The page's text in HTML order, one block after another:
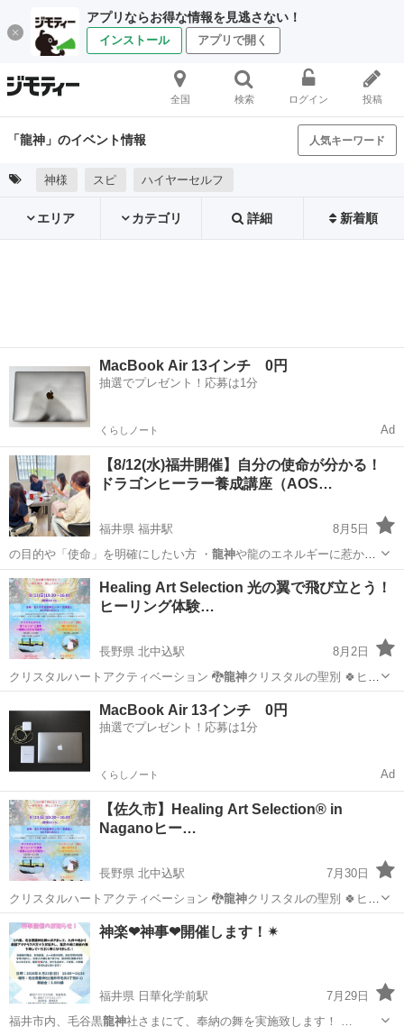
アプリならお得な情報を見逃さない！
インストール アプリで開く
全国 検索 ログイン 投稿
「龍神」のイベント情報 人気キーワード
神様 スピ ハイヤーセルフ
エリア カテゴリ 詳細 新着順
MacBook Air 13インチ 0円
抽選でプレゼント！応募は1分
くらしノート Ad
【8/12(水)福井開催】自分の使命が分かる！
ドラゴンヒーラー養成講座（AOS…
福井県 福井駅
8月5日
の目的や「使命」を明確にしたい方 ・ 龍神や龍のエネルギーに惹かれ
る方 ・人や…
福井 福井市 ワークショップ ドラゴンヒーラー
Healing Art Selection 光の翼で飛び立とう！
ヒーリング体験…
長野県 北中込駅
8月2日
クリスタルハートアクティベーション 🐉龍神クリスタルの聖別 🍀ヒー
ラー🍀 新井…
コンサート/ショー
MacBook Air 13インチ 0円
抽選でプレゼント！応募は1分
くらしノート Ad
【佐久市】Healing Art Selection® in
Naganoヒー…
長野県 北中込駅
7月30日
クリスタルハートアクティベーション 🐉龍神クリスタルの聖別 🍀ヒー
ラー🍀 新井…
長野 佐久市 北中込駅 ワークショップ
神楽❤神事❤開催します！✴
福井県 日華化学前駅
7月29日
福井市内、毛谷黒龍神社さまにて、奉納の舞を実施致します！ …